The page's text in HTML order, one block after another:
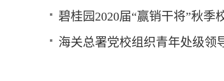
碧桂园2020届“赢销干将”秋季
海关总署党校组织青年处级领